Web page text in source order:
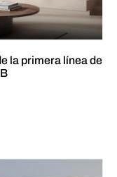
la primera línea de